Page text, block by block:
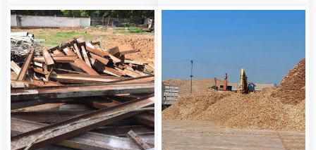
phát là công ty uy tín và
được khách hàng tin
tưởng từ khi thành lập
đến nay. Những loại
máy móc tại công ty,
nhà ở hay trong các
xưởng không sử dụng
được do oxi hoá, không
hàng tồn kho phế
liệu và máy móc cũ, dây
chuyền sản xuất. v, v.